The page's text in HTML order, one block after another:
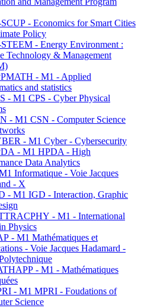
- Economics for Smart Cities
Policy
- Energy Environment :
Technology & Management
- M1 - Applied
and statistics
- M1 CPS - Cyber Physical
- M1 CSN - Computer Science
- M1 Cyber - Cybersecurity
- M1 HPDA - High
Data Analytics
Informatique - Voie Jacques
- X
- M1 IGD - Interaction, Graphic
- M1 - International
Physics
- M1 Mathématiques et
- Voie Jacques Hadamard -
- M1 - Mathématiques
- M1 MPRI - Foudations of
Science